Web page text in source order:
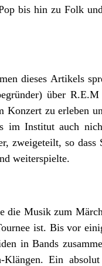
bis hin zu Folk
dieses Artikels
über
zu erleben
im Institut auch
zweigeteilt, so
weiterspielte.
Musik zum
ist. Bis vor
in Bands
Ein absolut